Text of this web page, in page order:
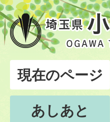
現在のページ
あしあと